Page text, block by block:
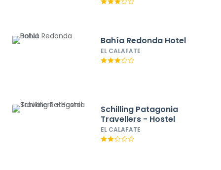
Bahía Redonda Hotel
EL CALAFATE
Schilling Patagonia
Travellers - Hostel
EL CALAFATE